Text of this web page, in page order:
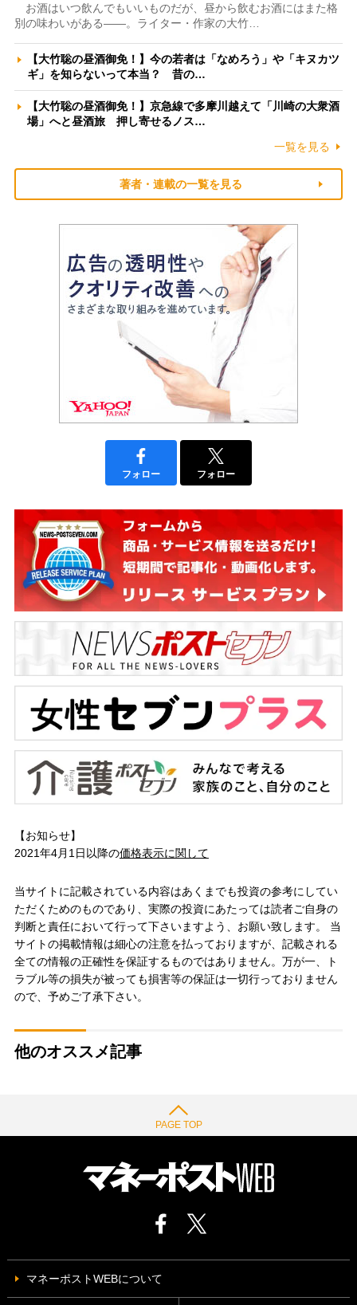
お酒はいつ飲んでもいいものだが、昼から飲むお酒にはまた格
別の味わいがある――。ライター・作家の大竹…
【大竹聡の昼酒御免！】今の若者は「なめろう」や「キヌカツ
ギ」を知らないって本当？ 昔の…
【大竹聡の昼酒御免！】京急線で多摩川越えて「川崎の大衆酒
場」へと昼酒旅 押し寄せるノス…
一覧を見る
著者・連載の一覧を見る
フォロー フォロー
【お知らせ】
2021年4月1日以降の価格表示に関して
当サイトに記載されている内容はあくまでも投資の参考にしてい
ただくためのものであり、実際の投資にあたっては読者ご自身の
判断と責任において行って下さいますよう、お願い致します。 当
サイトの掲載情報は細心の注意を払っておりますが、記載される
全ての情報の正確性を保証するものではありません。万が一、ト
ラブル等の損失が被っても損害等の保証は一切行っておりません
ので、予めご了承下さい。
他のオススメ記事
PAGE TOP
マネーポストWEBについて